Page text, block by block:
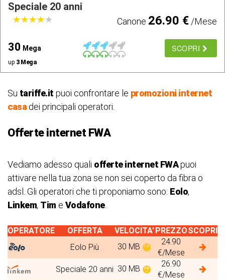
Speciale 20 anni
★★★★★
★★★★★ Canone 26.90 €/Mese
30 Mega
up 3 Mega
SCOPRI
Su tariffe.it puoi confrontare le promozioni internet
casa dei principali operatori.
Offerte internet FWA
Vediamo adesso quali offerte internet FWApuoi
attivare nella tua zona se non sei coperto da fibra o
adsl. Gli operatori che ti proponiamo sono: Eolo,
Linkem, Tim e Vodafone.
OPERATORE OFFERTA VELOCITA'PREZZOSCOPRI
Eolo Più
30 MB
24.90
€/Mese
Speciale 20 anni 30 MB
26.90
€/Mese